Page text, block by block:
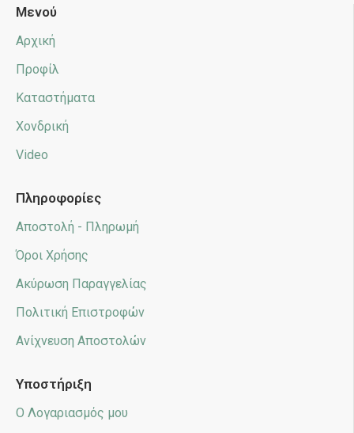
Μενού
Αρχική
Προφίλ
Καταστήματα
Χονδρική
Video
Πληροφορίες
Αποστολή - Πληρωμή
Όροι Χρήσης
Ακύρωση Παραγγελίας
Πολιτική Επιστροφών
Ανίχνευση Αποστολών
Υποστήριξη
Ο Λογαριασμός μου